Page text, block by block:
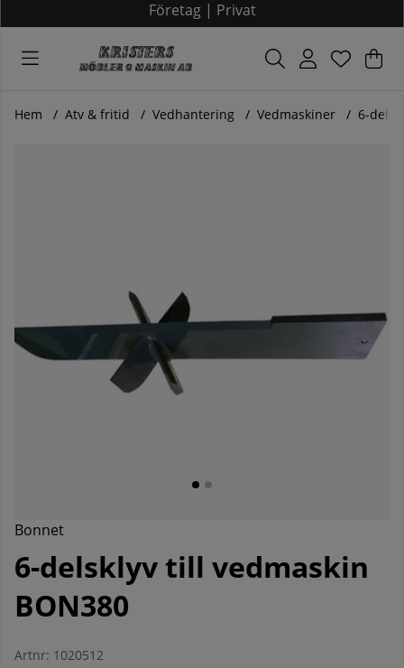
Företag| Privat
.
Hem Atv & fritid Vedhantering Vedmaskiner 6-
Bonnet
6-delsklyv till vedmaskin
BON380
Artnr: 1020512